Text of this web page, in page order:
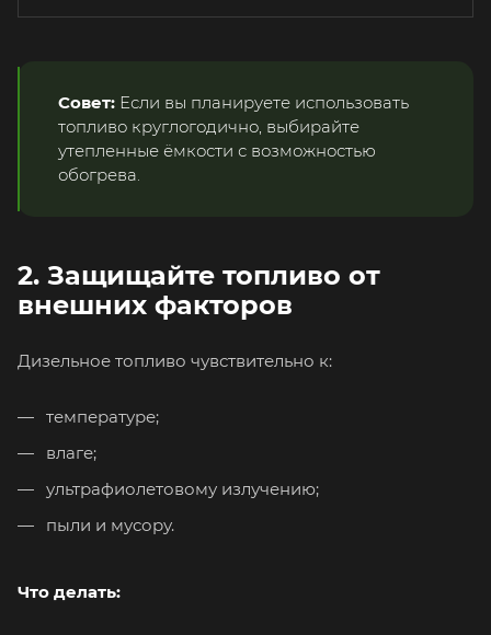
Совет: Если вы планируете использовать
топливо круглогодично, выбирайте
утепленные ёмкости с возможностью
обогрева.
2. Защищайте топливо от
внешних факторов
Дизельное топливо чувствительно к:
температуре;
влаге;
ультрафиолетовому излучению;
пыли и мусору.
Что делать: